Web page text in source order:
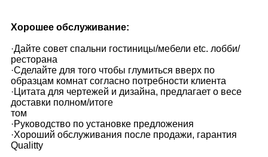
Хорошее обслуживание:
·Дайте совет спальни гостиницы/мебели etc. лобби/
ресторана
·Сделайте для того чтобы глумиться вверх по
образцам комнат согласно потребности клиента
·Цитата для чертежей и дизайна, предлагает о весе
доставки полном/итоге
том
·Руководство по установке предложения
·Хороший обслуживания после продажи, гарантия
Qualitty